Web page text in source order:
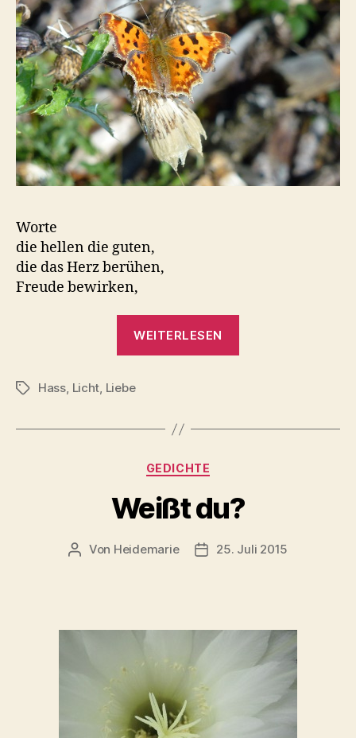
Worte
die hellen die guten,
die das Herz berühen,
Freude bewirken,
WEITERLESEN
Schlagwörter
Hass, Licht, Liebe
Kategorien
GEDICHTE
Weißt du?
Beitragsautor
Von Heidemarie Veröffentlichungsdatum
25. Juli 2015